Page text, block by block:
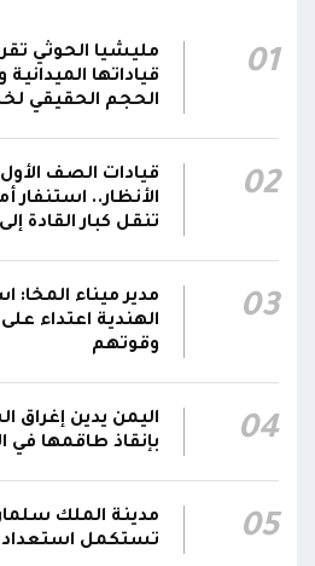
22:01
الحوثيون يزعمون
سعودية
21:45
الانتهاء وإمدادات الغاز
احتياجات كافة المحافظات
21:18
رئيس مجلس القيادة
محمد كزمان وكيلاً لقطاع
سعد السقطري وكيلاً
الجهاز المركزي لأمن الدولة
01
مليشيا الحوثي
قياداتها
الحجم الحقيقي
02
قيادات الصف
الأنظار.. استنفار
تنقل كبار القادة
03
مدير ميناء
الهندية اعتداء
وقوتهم
04
اليمن يدين إغراق
بإنقاذ طاقمها في
05
مدينة الملك
تستكمل